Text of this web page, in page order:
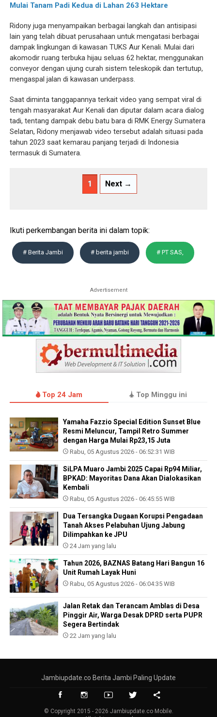
Mulai Tanam Padi Kedua di Lahan 263 Hektare
Ridony juga menyampaikan berbagai langkah dan antisipasi
lain yang telah dibuat perusahaan untuk mengatasi berbagai
dampak lingkungan di kawasan TUKS Aur Kenali. Mulai dari
akomodir ruang terbuka hijau seluas 62 hektar, menggunakan
conveyor dengan ujung curah sistem teleskopik dan tertutup,
mengaspal jalan di kawasan underpass.
Saat diminta tanggapannya terkait video yang sempat viral di
tengah masyarakat Aur Kenali dan diputar dalam acara dialog
tadi, tentang dampak debu batu bara di RMK Energy Sumatera
Selatan, Ridony menjawab video tersebut adalah situasi pada
tahun 2023 saat kemarau panjang terjadi di Indonesia
termasuk di Sumatera.
1 Next →
Ikuti perkembangan berita ini dalam topik:
# Berita Jambi # berita jambi # PT SAS,
Advertisement
Top 24 Jam Top Minggu ini
Yamaha Fazzio Special Edition Sunset Blue
Resmi Meluncur, Tampil Retro Summer
dengan Harga Mulai Rp23,15 Juta
Rabu, 05 Agustus 2026 - 06:52:31 WIB
SiLPA Muaro Jambi 2025 Capai Rp94 Miliar,
BPKAD: Mayoritas Dana Akan Dialokasikan
Kembali
Rabu, 05 Agustus 2026 - 06:45:55 WIB
Dua Tersangka Dugaan Korupsi Pengadaan
Tanah Akses Pelabuhan Ujung Jabung
Dilimpahkan ke JPU
24 Jam yang lalu
Tahun 2026, BAZNAS Batang Hari Bangun 16
Unit Rumah Layak Huni
Rabu, 05 Agustus 2026 - 06:04:35 WIB
Jalan Retak dan Terancam Amblas di Desa
Pinggir Air, Warga Desak DPRD serta PUPR
Segera Bertindak
22 Jam yang lalu
Jambiupdate.co Berita Jambi Paling Update
© Copyright 2015 - 2026 Jambiupdate.co Mobile.